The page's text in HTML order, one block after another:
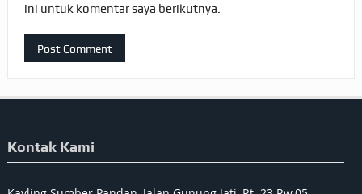
ini untuk komentar saya berikutnya.
Kontak Kami